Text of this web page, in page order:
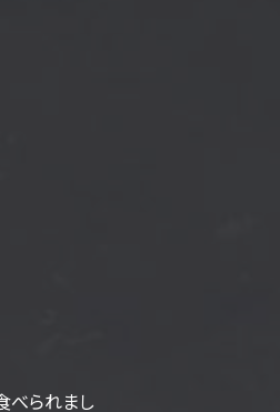
べられまし